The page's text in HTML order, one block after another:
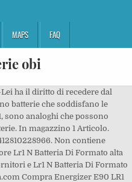
MAPS FAQ
obi
ha il diritto di recedere dal
batterie che soddisfano le
sono analoghi che possono
In magazzino 1 Articolo.
Non contiene
Lr1 N Batteria Di Formato alta
e Lr1 N Batteria Di Formato
Compra Energizer E90 LR1